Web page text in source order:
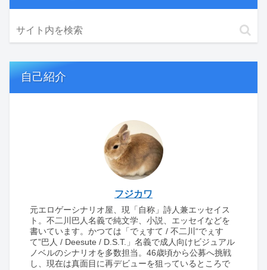
自己紹介
フジカワ
元エロゲーシナリオ屋、現「自称」詩人兼エッセイス
ト。不二川巴人名義で純文学、小説、エッセイなどを
書いています。かつては「でぇすて / 不二川“でぇす
て”巴人 / Deesute / D.S.T.」名義で成人向けビジュアル
ノベルのシナリオを多数担当。46歳頃から公募へ挑戦
し、現在は真面目に再デビューを狙っているところで